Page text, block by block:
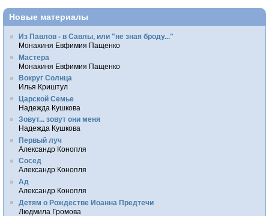
Новые материалы
Из Павлов - в Савлы, или "не зная броду..."
Монахиня Евфимия Пащенко
Мастера
Монахиня Евфимия Пащенко
Вокруг Солнца
Илья Криштул
Царской Семье
Надежда Кушкова
Зовут... зовут они меня
Надежда Кушкова
Первый луч
Александр Конопля
Сосед
Александр Конопля
Ад
Александр Конопля
Детям о Рождестве Иоанна Предтечи
Людмила Громова